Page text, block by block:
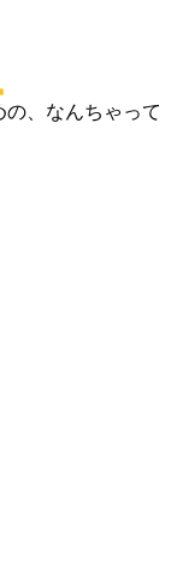
、なんちゃって